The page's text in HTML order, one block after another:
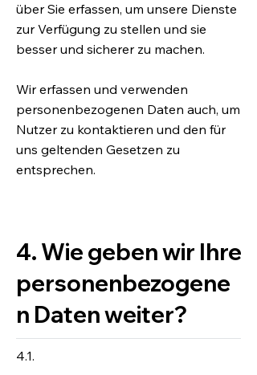
über Sie erfassen, um unsere Dienste
zur Verfügung zu stellen und sie
besser und sicherer zu machen.
Wir erfassen und verwenden
personenbezogenen Daten auch, um
Nutzer zu kontaktieren und den für
uns geltenden Gesetzen zu
entsprechen.
4. Wie geben wir Ihre
personenbezogene
n Daten weiter?
4.1.